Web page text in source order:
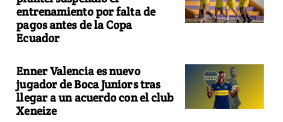
entrenamiento por falta de
pagos antes de la Copa
Ecuador
Enner Valencia es nuevo
jugador de Boca Juniors tras
llegar a un acuerdo con el club
Xeneize